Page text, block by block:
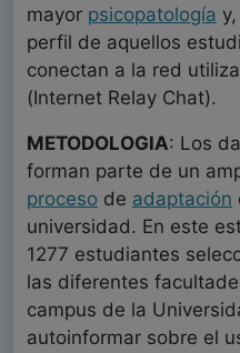
mayor psicopatología
perfil de aquellos
conectan a la red
(Internet Relay Chat).
METODOLOGIA: Los
forman parte de un
proceso de adaptación
universidad. En este
1277 estudiantes
las diferentes
campus de la
autoinformar sobre el